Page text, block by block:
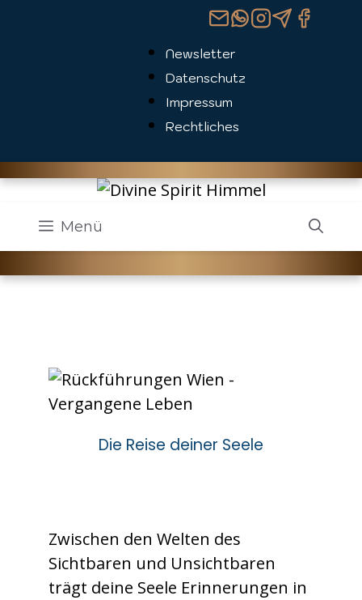
Newsletter
Datenschutz
Impressum
Rechtliches
Menü
Die Reise deiner Seele
Zwischen den Welten des
Sichtbaren und Unsichtbaren
trägt deine Seele Erinnerungen in